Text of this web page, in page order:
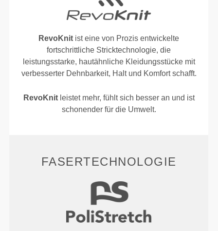
RevoKnit ist eine von Prozis entwickelte
fortschrittliche Stricktechnologie, die
leistungsstarke, hautähnliche Kleidungsstücke mit
verbesserter Dehnbarkeit, Halt und Komfort schafft.
RevoKnitleistet mehr, fühlt sich besser an und ist
schonender für die Umwelt.
FASERTECHNOLOGIE